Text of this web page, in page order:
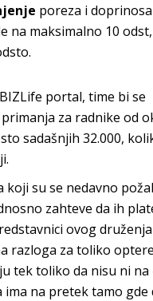
poreza i
na maksimalno 10
portal, time bi se
za radnike od
sadašnjih 32.000,
su se nedavno
zahteve da ih
ovog
razloga za toliko
tek toliko da nisu ni na
ima na pretek tamo gde